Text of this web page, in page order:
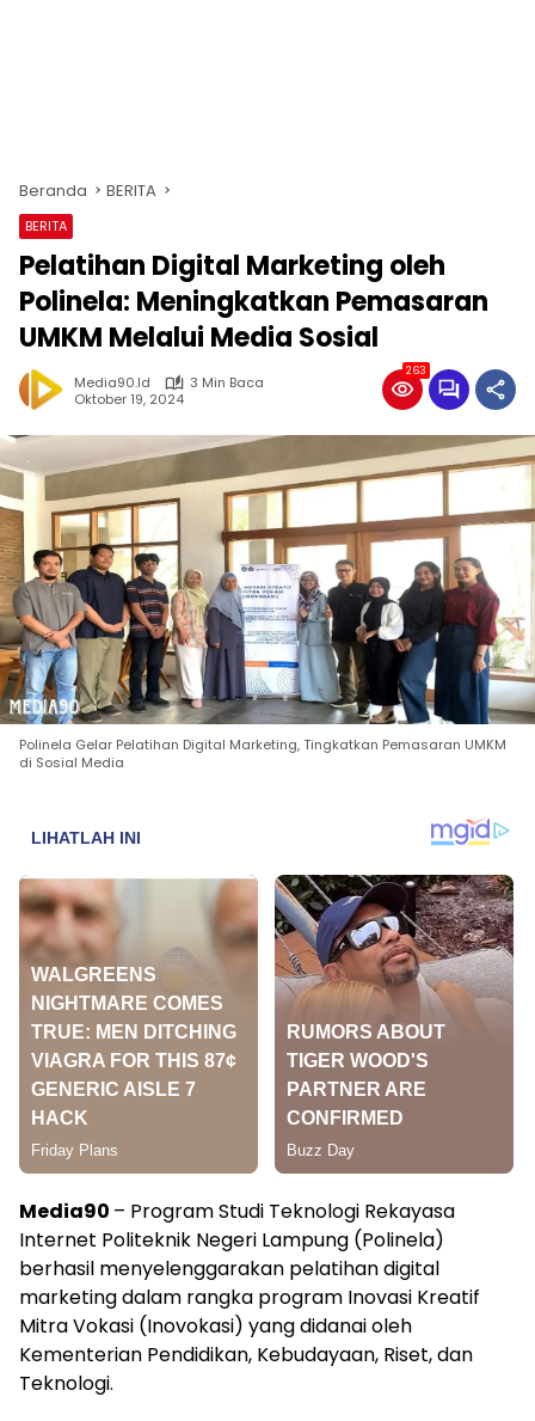
Beranda BERITA
BERITA
Pelatihan Digital Marketing oleh
Polinela: Meningkatkan Pemasaran
UMKM Melalui Media Sosial
Media90.id
3 Min Baca
Oktober 19, 2024
263
Polinela Gelar Pelatihan Digital Marketing, Tingkatkan Pemasaran UMKM
di Sosial Media
Media90 – Program Studi Teknologi Rekayasa
Internet Politeknik Negeri Lampung (Polinela)
berhasil menyelenggarakan pelatihan digital
marketing dalam rangka program Inovasi Kreatif
Mitra Vokasi (Inovokasi) yang didanai oleh
Kementerian Pendidikan, Kebudayaan, Riset, dan
Teknologi.